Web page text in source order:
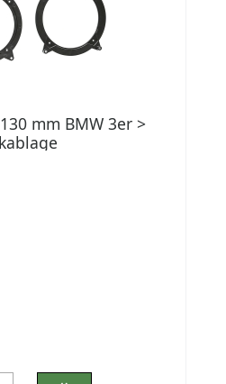
mm BMW 3er >